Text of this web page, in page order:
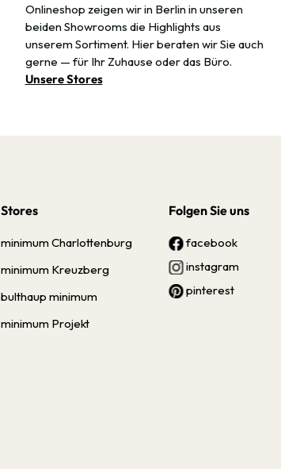
Onlineshop zeigen wir in Berlin in unseren
beiden Showrooms die Highlights aus
unserem Sortiment. Hier beraten wir Sie auch
gerne — für Ihr Zuhause oder das Büro.
Unsere Stores
Stores
minimum Charlottenburg
minimum Kreuzberg
bulthaup minimum
minimum Projekt
Folgen Sie uns
facebook
instagram
pinterest